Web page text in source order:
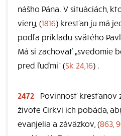
nášho Pána. V situáciách,
viery, (1816) kresťan ju má
podľa príkladu svätého
Má si zachovať „svedomie
pred ľuďmi“ (Sk 24,16) .
2472
Povinnosť kresťanov
živote Cirkvi ich pobáda,
evanjelia a záväzkov, (863,